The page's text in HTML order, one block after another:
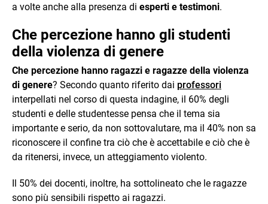
a volte anche alla presenza di esperti e testimoni.
Che percezione hanno gli studenti
della violenza di genere
Che percezione hanno ragazzi e ragazze della violenza
di genere? Secondo quanto riferito dai professori
interpellati nel corso di questa indagine, il 60% degli
studenti e delle studentesse pensa che il tema sia
importante e serio, da non sottovalutare, ma il 40% non sa
riconoscere il confine tra ciò che è accettabile e ciò che è
da ritenersi, invece, un atteggiamento violento.
Il 50% dei docenti, inoltre, ha sottolineato che le ragazze
sono più sensibili rispetto ai ragazzi.